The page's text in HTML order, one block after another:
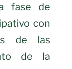
fase de
con
de las
de la